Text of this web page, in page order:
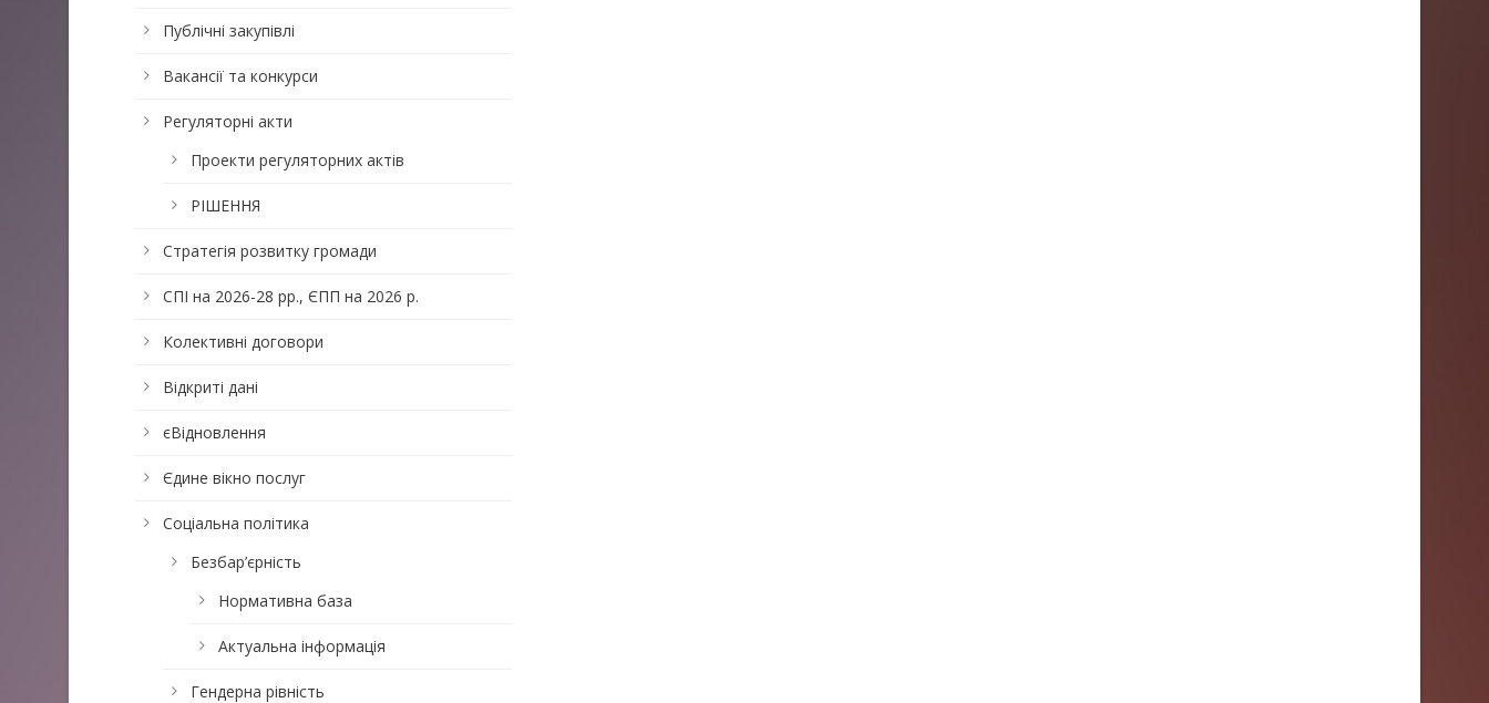
Публічні закупівлі
Вакансії та конкурси
Регуляторні акти
Проекти регуляторних актів
РІШЕННЯ
Стратегія розвитку громади
СПІ на 2026-28 рр., ЄПП на 2026 р.
Колективні договори
Відкриті дані
єВідновлення
Єдине вікно послуг
Соціальна політика
Безбар’єрність
Нормативна база
Актуальна інформація
Гендерна рівність